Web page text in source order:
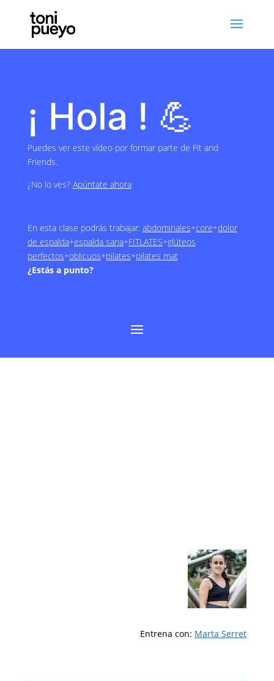
¡ Hola ! 💪
Puedes ver este vídeo por formar parte de Fit and
Friends.
¿No lo ves? Apúntate ahora
En esta clase podrás trabajar: abdominales+core+dolor
de espalda+espalda sana+FITLATES+glúteos
perfectos+oblicuos+pilates+pilates mat
¿Estás a punto?
Entrena con: Marta Serret